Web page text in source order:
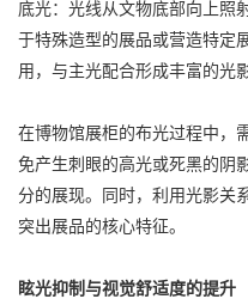
底光：光线从文物底部向上照
于特殊造型的展品或营造特定
用，与主光配合形成丰富的光
在博物馆展柜的布光过程中，
免产生刺眼的高光或死黑的阴
分的展现。同时，利用光影关
突出展品的核心特征。
眩光抑制与视觉舒适度的提升